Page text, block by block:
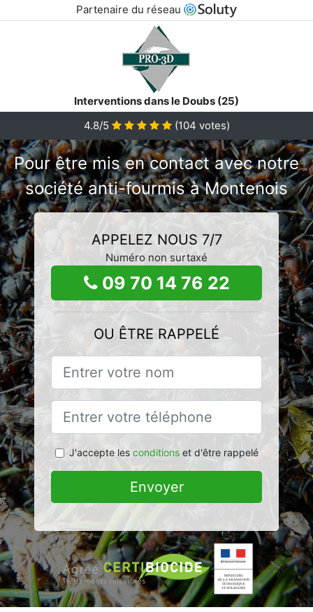
Partenaire du réseau
Interventions dans le Doubs (25)
4.8/5
(104 votes)
Pour être mis en contact avec notre
société anti-fourmis à Montenois
APPELEZ NOUS 7/7
Numéro non surtaxé
09 70 14 76 22
OU ÊTRE RAPPELÉ
J'accepte les conditionset d'être rappelé
Envoyer